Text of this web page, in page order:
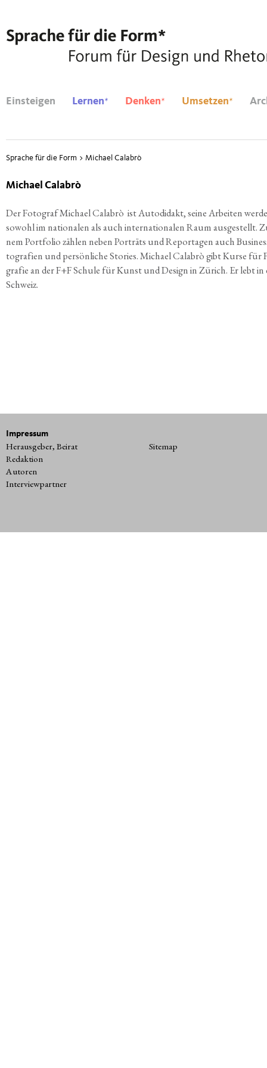
Einsteigen Lernen* Denken* Umsetzen*
Sprache für die Form > Michael Calabrò
Michael Calabrò
Der Foto­graf Micha­el Cala­b­rò ist Auto­di­dakt, sei­ne Arbei­ten
sowohl im natio­na­len als auch inter­na­tio­na­len Raum aus­ge­stellt.
nem Port­fo­lio zäh­len neben Por­träts und Repor­ta­gen auch
to­gra­fien und per­sön­li­che Sto­ries. Micha­el Cala­b­rò gibt Kur­se für
gra­fie an der F+F Schu­le für Kunst und Design in Zürich. Er lebt in
Schweiz.
Impressum
Herausgeber, Beirat
Redaktion
Autoren
Interviewpartner
Sitemap